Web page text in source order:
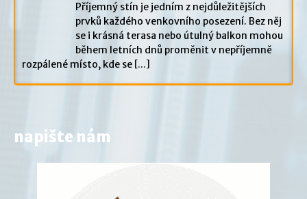
Příjemný stín je jedním z nejdůležitějších
prvků každého venkovního posezení. Bez něj
se i krásná terasa nebo útulný balkon mohou
během letních dnů proměnit v nepříjemně
rozpálené místo, kde se [...]
napište nám